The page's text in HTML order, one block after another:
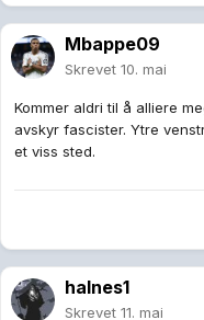
Mbappe09
Skrevet 10. mai
Kommer aldri til å alliere
avskyr fascister. Ytre
et viss sted.
halnes1
Skrevet 11. mai